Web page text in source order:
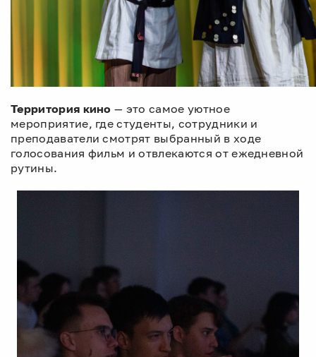
Территория кино — это самое уютное
мероприятие, где студенты, сотрудники и
преподаватели смотрят выбранный в ходе
голосования фильм и отвлекаются от ежедневной
рутины.